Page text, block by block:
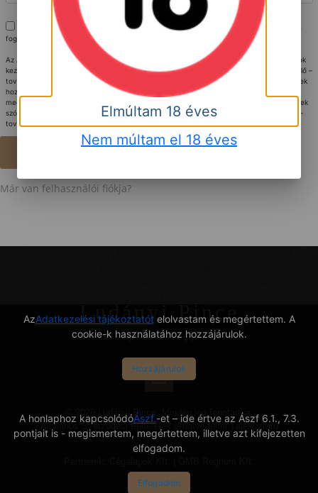
Kijelentem, hogy az Adatkezelési tájékoztatótelolvastam, megértettem és az abban
foglaltakat elfogadom.
Az Adatkezelési tájékoztató ismeretében nyilatkozom, hogy az általam megadott adatok
kezeléséhez hozzájárulok. Kijelentem, hogy az általam megadott adatokat az Adatkezelő –
további intézkedések nélkül is - jogszerűen kezelheti, szükség esetén ahhoz az érintettek
hozzájárulását is beszereztem, velük az Adatkezelési tájékoztató tartalmát
megismertettem. Vállalom, hogy az Adatkezelő által részemre megküldött, az érintettnek
szóló tájékoztatásokat szükség esetén az érintettnek – a lehető legrövidebb időn belül –
továbbítom.
Már van felhasználói fiókja?
Ludányi Pince
Ahol a Nap és a hegy összeér
© 2026 Ludányi Pince. Minden jog fenntartva.
Általános Szerződési Feltételek
AzAdatkezelési tájékoztatótelolvastam és megértettem. A
cookie-k használatához hozzájárulok.
Hozzájárulok
A honlaphoz kapcsolódóÁszf.-et – ide értve az Ászf 6.1., 7.3.
pontjait is - megismertem, megértettem, illetve azt kifejezetten
elfogadom.
Elfogadom
Elmúltam 18 éves
Nem múltam el 18 éves